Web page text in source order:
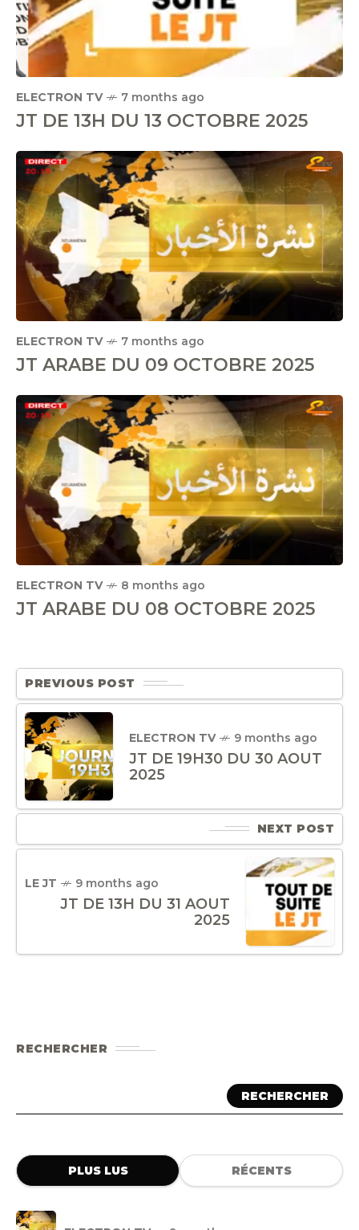
ELECTRON TV 7 months ago
JT DE 13H DU 13 OCTOBRE 2025
ELECTRON TV 7 months ago
JT ARABE DU 09 OCTOBRE 2025
ELECTRON TV 8 months ago
JT ARABE DU 08 OCTOBRE 2025
PREVIOUS POST
ELECTRON TV 9 months ago
JT DE 19H30 DU 30 AOUT
2025
NEXT POST
LE JT 9 months ago
JT DE 13H DU 31 AOUT
2025
RECHERCHER
RECHERCHER
PLUS LUS RÉCENTS